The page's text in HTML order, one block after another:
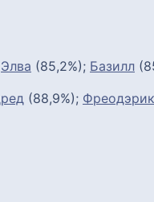
Элва (85,2%); Базилл
(88,9%); Фреодэрик